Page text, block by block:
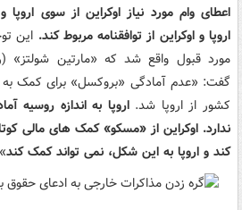
اعطای وام مورد نیاز اوکراین از سوی
اروپا و اوکراین از توافقنامه مربوط کند. این
مورد قبول واقع شد که «مارتین شولتز»
گفت: «عدم آمادگی «بروکسل» برای کمک به
کشور از اروپا شد.اروپا به اندازه روسیه
ندارد. اوکراین از «مسکو» کمک های مالی
کند و اروپا به این شکل، نمی تواند کمک کند»